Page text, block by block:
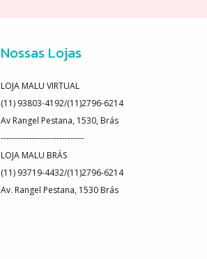
Nossas Lojas
LOJA MALU VIRTUAL
(11) 93803-4192/(11)2796-6214
Av Rangel Pestana, 1530, Brás
------------------------------
LOJA MALU BRÁS
(11) 93719-4432/(11)2796-6214
Av. Rangel Pestana, 1530 Brás